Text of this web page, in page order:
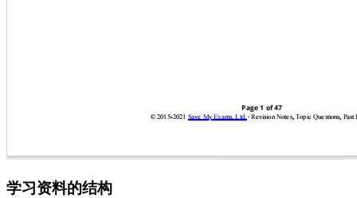
学习资料的结构